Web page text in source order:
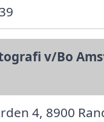
v/Bo
4, 8900